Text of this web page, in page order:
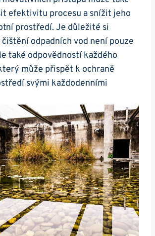
efektivitu procesu a snížit jeho
prostředí. Je důležité si
odpadních vod není pouze
také odpovědností každého
může přispět k ochraně
svými každodenními